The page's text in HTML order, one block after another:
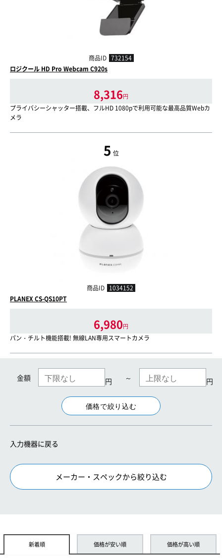
商品ID 732154
ロジクール HD Pro Webcam C920s
8,316円
プライバシーシャッター搭載、フルHD 1080pで利用可能な最高品質Webカ
メラ
5 位
商品ID 1034152
PLANEX CS-QS10PT
6,980円
パン・チルト機能搭載! 無線LAN専用スマートカメラ
金額 円 ～ 円
入力機器に戻る
メーカー・スペックから絞り込む
新着順 価格が安い順 価格が高い順